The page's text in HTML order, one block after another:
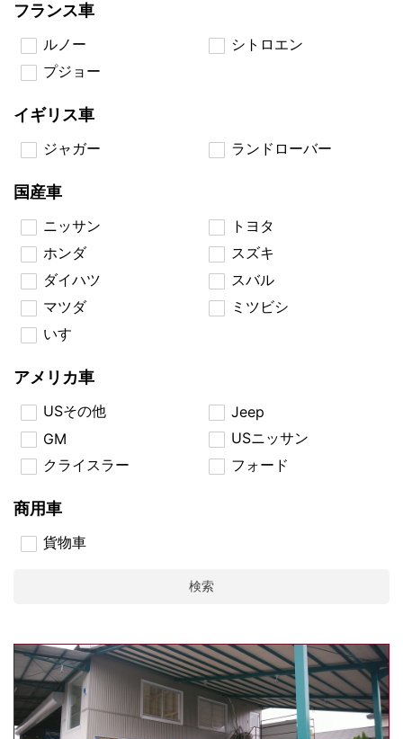
フランス車
ルノー
シトロエン
プジョー
イギリス車
ジャガー ランドローバー
国産車
ニッサン
トヨタ
ホンダ
スズキ
ダイハツ
スバル
マツダ
ミツビシ
いすゞ
アメリカ車
USその他
Jeep
GM
USニッサン
クライスラー
フォード
商用車
貨物車
検索